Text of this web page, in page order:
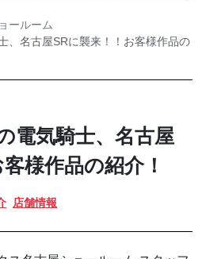
ールーム
、名古屋SRに襲来！！お客様作品の
電気騎士、名古屋
様作品の紹介！
店舗情報